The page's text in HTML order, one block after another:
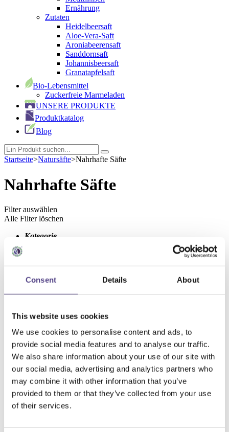
Consent Details About
This website uses cookies
We use cookies to personalise content and ads, to
provide social media features and to analyse our traffic.
We also share information about your use of our site with
our social media, advertising and analytics partners who
may combine it with other information that you’ve
provided to them or that they’ve collected from your use
of their services.
Ernährung
Zutaten
Heidelbeersaft
Aloe-Vera-Saft
Aroniabeerensaft
Sanddornsaft
Johannisbeersaft
Granatapfelsaft
Bio-Lebensmittel
Zuckerfreie Marmeladen
UNSERE PRODUKTE
Produktkatalog
Blog
Startseite>Natursäfte>Nahrhafte Säfte
Nahrhafte Säfte
Filter auswählen
Alle Filter löschen
Kategorie
Antimykotische Nahrungsergänzungsmittel (7Produkte
Eisenpräparate
Produkt
Milchsauer vergorene Säfte
Nahrungsergänzungsmittel bei chronischen
Krankheiten (2Produkte )
Nahrungsergänzungsmittel bei Gastroenteritis
(1Produkt)
Nahrungsergänzungsmittel für das Wohlbefinden
(18Produkte)
Nahrungsergänzungsmittel für den circadianen
Rhythmus (1Produkt)
Nahrungsergänzungsmittel für die Darmflora
(3Produkte
(1Produkt)